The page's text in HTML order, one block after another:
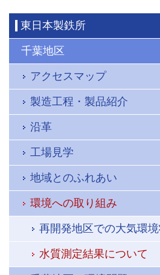
東日本製鉄所
千葉地区
アクセスマップ
製造工程・製品紹介
沿革
工場見学
地域とのふれあい
環境への取り組み
再開発地区での大気環
水質測定結果について